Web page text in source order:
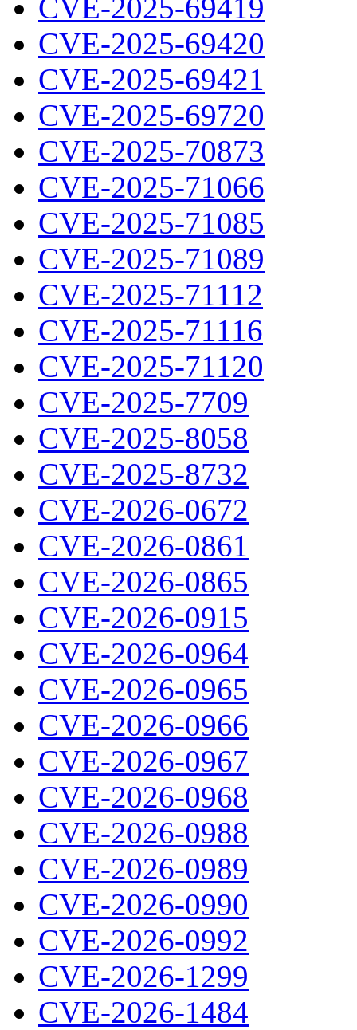
CVE-2025-69419
CVE-2025-69420
CVE-2025-69421
CVE-2025-69720
CVE-2025-70873
CVE-2025-71066
CVE-2025-71085
CVE-2025-71089
CVE-2025-71112
CVE-2025-71116
CVE-2025-71120
CVE-2025-7709
CVE-2025-8058
CVE-2025-8732
CVE-2026-0672
CVE-2026-0861
CVE-2026-0865
CVE-2026-0915
CVE-2026-0964
CVE-2026-0965
CVE-2026-0966
CVE-2026-0967
CVE-2026-0968
CVE-2026-0988
CVE-2026-0989
CVE-2026-0990
CVE-2026-0992
CVE-2026-1299
CVE-2026-1484